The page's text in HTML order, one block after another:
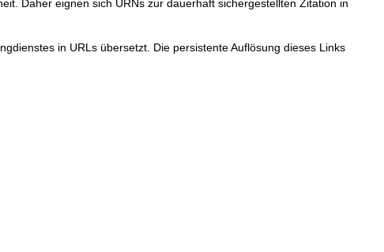
Daher eignen sich URNs zur dauerhaft sichergestellten Zitation in
in URLs übersetzt. Die persistente Auflösung dieses Links